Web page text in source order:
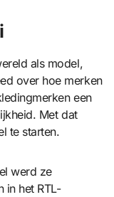
als model,
over hoe merken
een
Met dat
te starten.
werd ze
in het RTL-